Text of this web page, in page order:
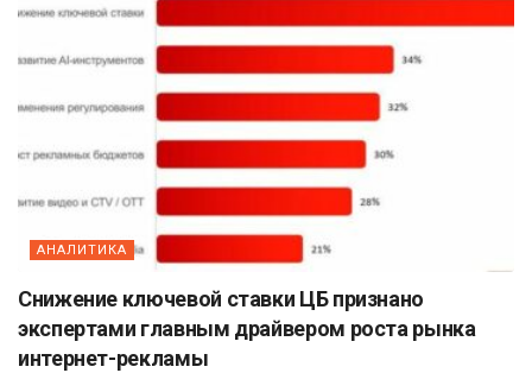
АНАЛИТИКА
Снижение ключевой ставки ЦБ признано
экспертами главным драйвером роста рынка
интернет-рекламы